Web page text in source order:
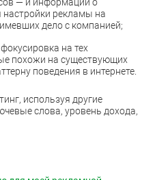
настройки рекламы на
дело с компанией;
на тех
похожи на существующих
поведения в интернете.
используя другие
слова, уровень дохода,